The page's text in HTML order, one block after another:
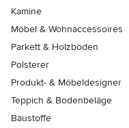
Kamine
Möbel & Wohnaccessoires
Parkett & Holzböden
Polsterer
Produkt- & Möbeldesigner
Teppich & Bodenbeläge
Baustoffe